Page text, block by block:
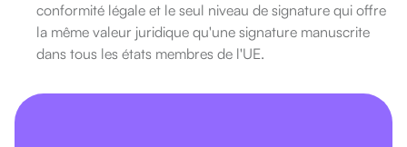
conformité légale et le seul niveau de signature qui offre
la même valeur juridique qu'une signature manuscrite
dans tous les états membres de l'UE.